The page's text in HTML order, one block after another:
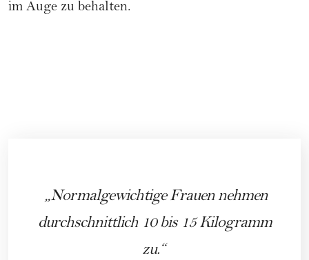
im Auge zu behalten.
Normalgewichtige Frauen nehmen
durchschnittlich 10 bis 15 Kilogramm
zu.